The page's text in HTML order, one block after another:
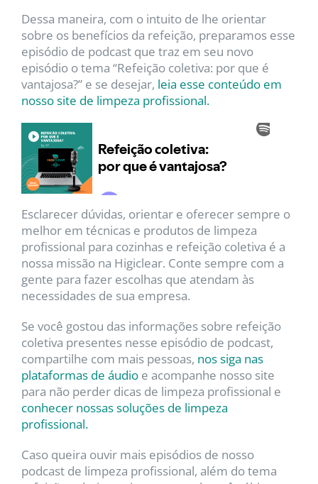
Dessa maneira, com o intuito de lhe orientar
sobre os benefícios da refeição, preparamos esse
episódio de podcast que traz em seu novo
episódio o tema “Refeição coletiva: por que é
vantajosa?” e se desejar, leia esse conteúdo em
nosso site de limpeza profissional.
Esclarecer dúvidas, orientar e oferecer sempre o
melhor em técnicas e produtos de limpeza
profissional para cozinhas e refeição coletiva é a
nossa missão na Higiclear. Conte sempre com a
gente para fazer escolhas que atendam às
necessidades de sua empresa.
Se você gostou das informações sobre refeição
coletiva presentes nesse episódio de podcast,
compartilhe com mais pessoas, nos siga nas
plataformas de áudioe acompanhe nosso site
para não perder dicas de limpeza profissional e
conhecer nossas soluções de limpeza
profissional.
Caso queira ouvir mais episódios de nosso
podcast de limpeza profissional, além do tema